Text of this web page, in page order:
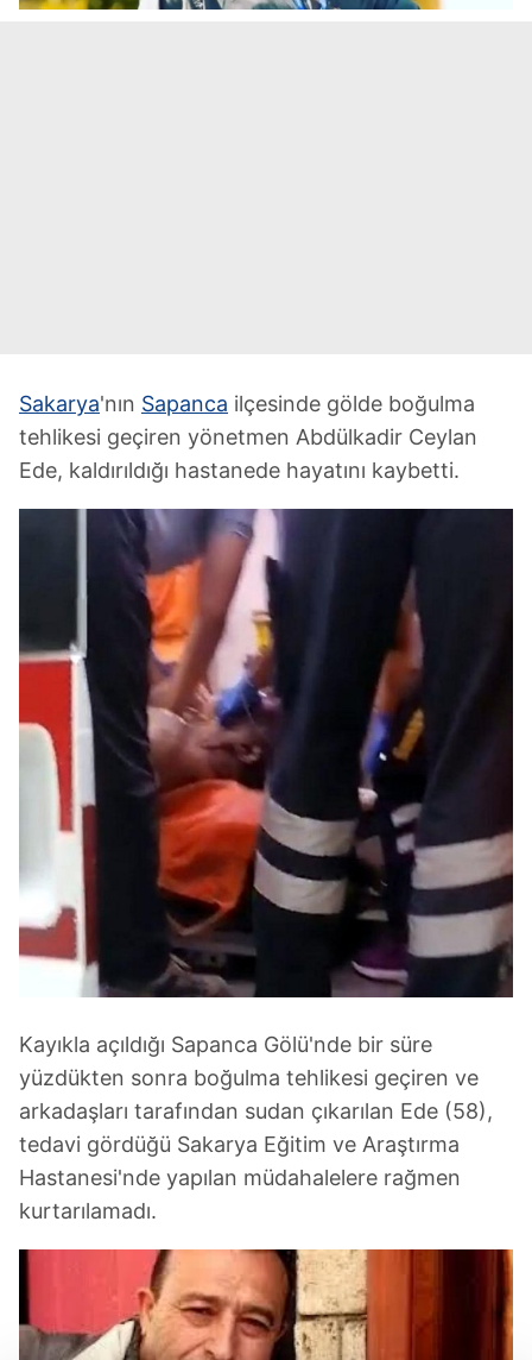
Sakarya'nın Sapanca ilçesinde gölde boğulma
tehlikesi geçiren yönetmen Abdülkadir Ceylan
Ede, kaldırıldığı hastanede hayatını kaybetti.
Kayıkla açıldığı Sapanca Gölü'nde bir süre
yüzdükten sonra boğulma tehlikesi geçiren ve
arkadaşları tarafından sudan çıkarılan Ede (58),
tedavi gördüğü Sakarya Eğitim ve Araştırma
Hastanesi'nde yapılan müdahalelere rağmen
kurtarılamadı.